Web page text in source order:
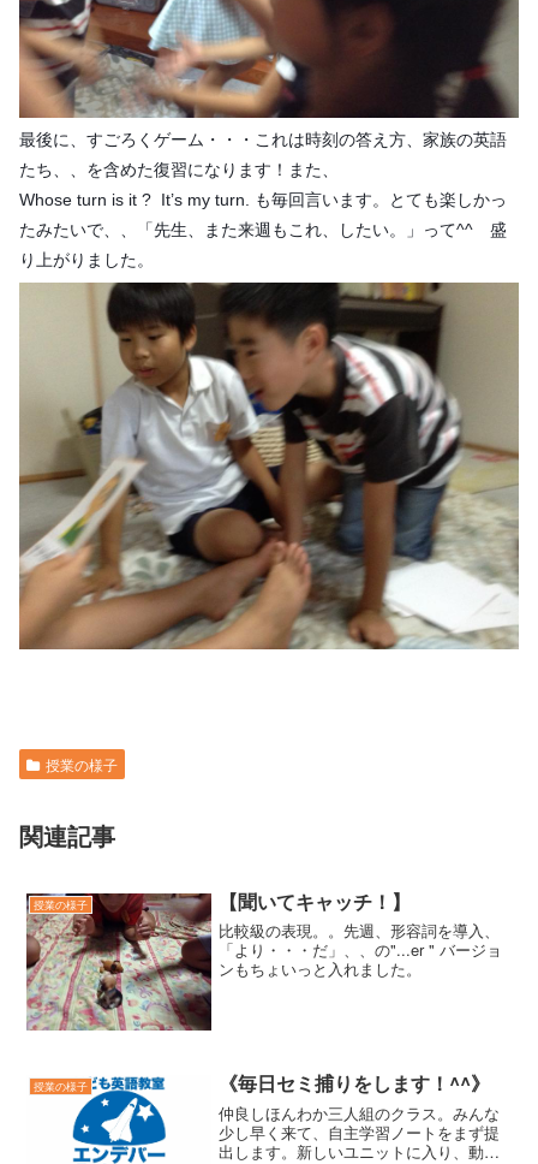
最後に、すごろくゲーム・・・これは時刻の答え方、家族の英語
たち、、を含めた復習になります！また、
Whose turn is it ? It’s my turn. も毎回言います。とても楽しかっ
たみたいで、、「先生、また来週もこれ、したい。」って^^ 盛
り上がりました。
授業の様子
関連記事
授業の様子 【聞いてキャッチ！】
比較級の表現。。先週、形容詞を導入、
「より・・・だ」、、の"...er " バージョ
ンもちょいっと入れました。
授業の様子 《毎日セミ捕りをします！^^》
仲良しほんわか三人組のクラス。みんな
少し早く来て、自主学習ノートをまず提
出します。新しいユニットに入り、動詞